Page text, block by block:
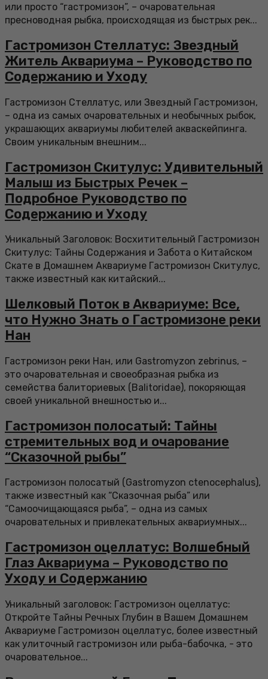
или просто “гастромизон”, – очаровательная
пресноводная рыбка, происходящая из быстрых рек...
Гастромизон Стеллатус: Звездный
Житель Аквариума – Руководство по
Содержанию и Уходу
Гастромизон Стеллатус, или Звездный Гастромизон,
– одна из самых очаровательных и необычных рыбок,
украшающих аквариумы любителей акваскейпинга.
Своим уникальным внешним...
Гастромизон Скитулус: Удивительный
Малыш из Быстрых Речек –
Подробное Руководство по
Содержанию и Уходу
Уникальный Заголовок: Восхитительный Гастромизон
Скитулус: Тайны Содержания и Забота о Китайском
Скате в Домашнем Аквариуме Гастромизон Скитулус,
также известный как китайский...
Шелковый Поток в Аквариуме: Все,
что Нужно Знать о Гастромизоне реки
Нан
Гастромизон реки Нан, или Gastromyzon zebrinus, –
это очаровательная и своеобразная рыбка из
семейства балиториевых (Balitoridae), покоряющая
своей уникальной внешностью и...
Гастромизон полосатый: Тайны
стремительных вод и очарование
“Сказочной рыбы”
Гастромизон полосатый (Gastromyzon ctenocephalus),
также известный как “Сказочная рыба” или
“Самоочищающаяся рыба”, – одна из самых
очаровательных и привлекательных аквариумных...
Гастромизон оцеллатус: Волшебный
Глаз Аквариума – Руководство по
Уходу и Содержанию
Уникальный заголовок: Гастромизон оцеллатус:
Откройте Тайны Речных Глубин в Вашем Домашнем
Аквариуме Гастромизон оцеллатус, более известный
как улиточный гастромизон или рыба-бабочка, - это
очаровательное...